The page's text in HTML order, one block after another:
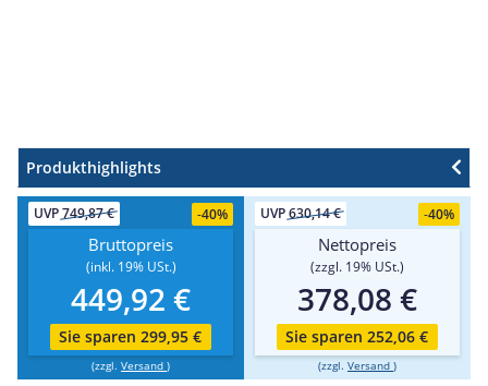
Produkthighlights
UVP749,87 € -40%
Bruttopreis
(inkl. 19% USt.)
449,92 €
Sie sparen 299,95 €
(zzgl. Versand )
UVP630,14 € -40%
Nettopreis
(zzgl. 19% USt.)
378,08 €
Sie sparen 252,06 €
(zzgl. Versand )